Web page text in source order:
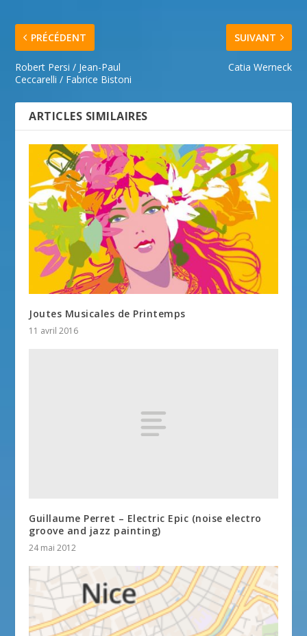
PRÉCÉDENT
Robert Persi / Jean-Paul
Ceccarelli / Fabrice Bistoni
SUIVANT
Catia Werneck
ARTICLES SIMILAIRES
Joutes Musicales de Printemps
11 avril 2016
Guillaume Perret – Electric Epic (noise electro
groove and jazz painting)
24 mai 2012